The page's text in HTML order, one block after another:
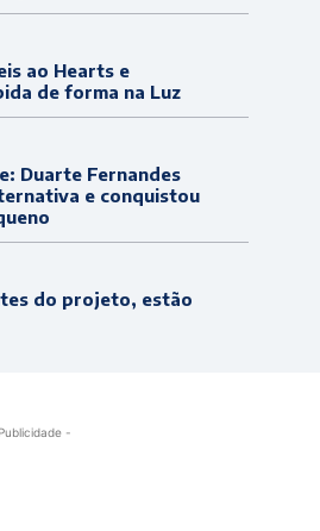
ao Hearts e
de forma na Luz
Duarte Fernandes
e conquistou
do projeto, estão
-